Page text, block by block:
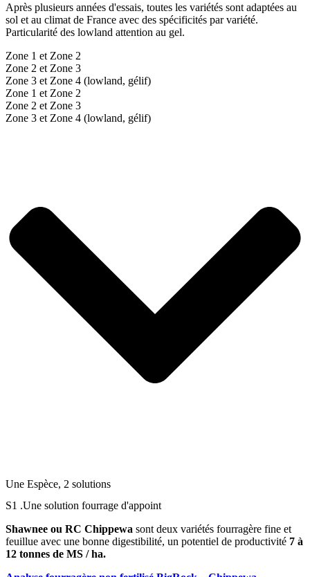
Après plusieurs années d'essais, toutes les variétés sont adaptées au
sol et au climat de France avec des spécificités par variété.
Particularité des lowland attention au gel.
Zone 1 et Zone 2
Zone 2 et Zone 3
Zone 3 et Zone 4 (lowland, gélif)
Zone 1 et Zone 2
Zone 2 et Zone 3
Zone 3 et Zone 4 (lowland, gélif)
Une Espèce, 2 solutions
S1 .Une solution fourrage d'appoint
Shawnee ou RC Chippewa sont deux variétés fourragère fine et
feuillue avec une bonne digestibilité, un potentiel de productivité 7 à
12 tonnes de MS / ha.